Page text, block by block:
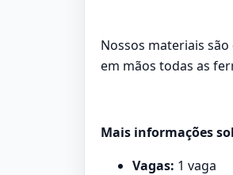
Nossos materiais
em mãos todas as
Mais informações
Vagas: 1 vaga